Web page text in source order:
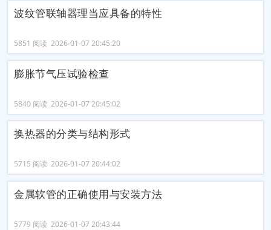
波纹管联轴器理当应具备的特性
5851 阅读 2026-01-07 20:45:20
膨胀节气压试验检查
5840 阅读 2026-01-07 20:45:02
换热器的分类与结构形式
5715 阅读 2026-01-07 20:44:02
金属软管的正确使用与安装方法
5779 阅读 2026-01-07 20:43:44